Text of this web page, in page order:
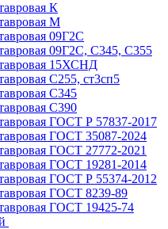
К
М
09Г2С
09Г2С, С345, С355
15ХСНД
С255, ст3сп5
С345
С390
ГОСТ Р 57837-2017
ГОСТ 35087-2024
ГОСТ 27772-2021
ГОСТ 19281-2014
ГОСТ Р 55374-2012
ГОСТ 8239-89
ГОСТ 19425-74